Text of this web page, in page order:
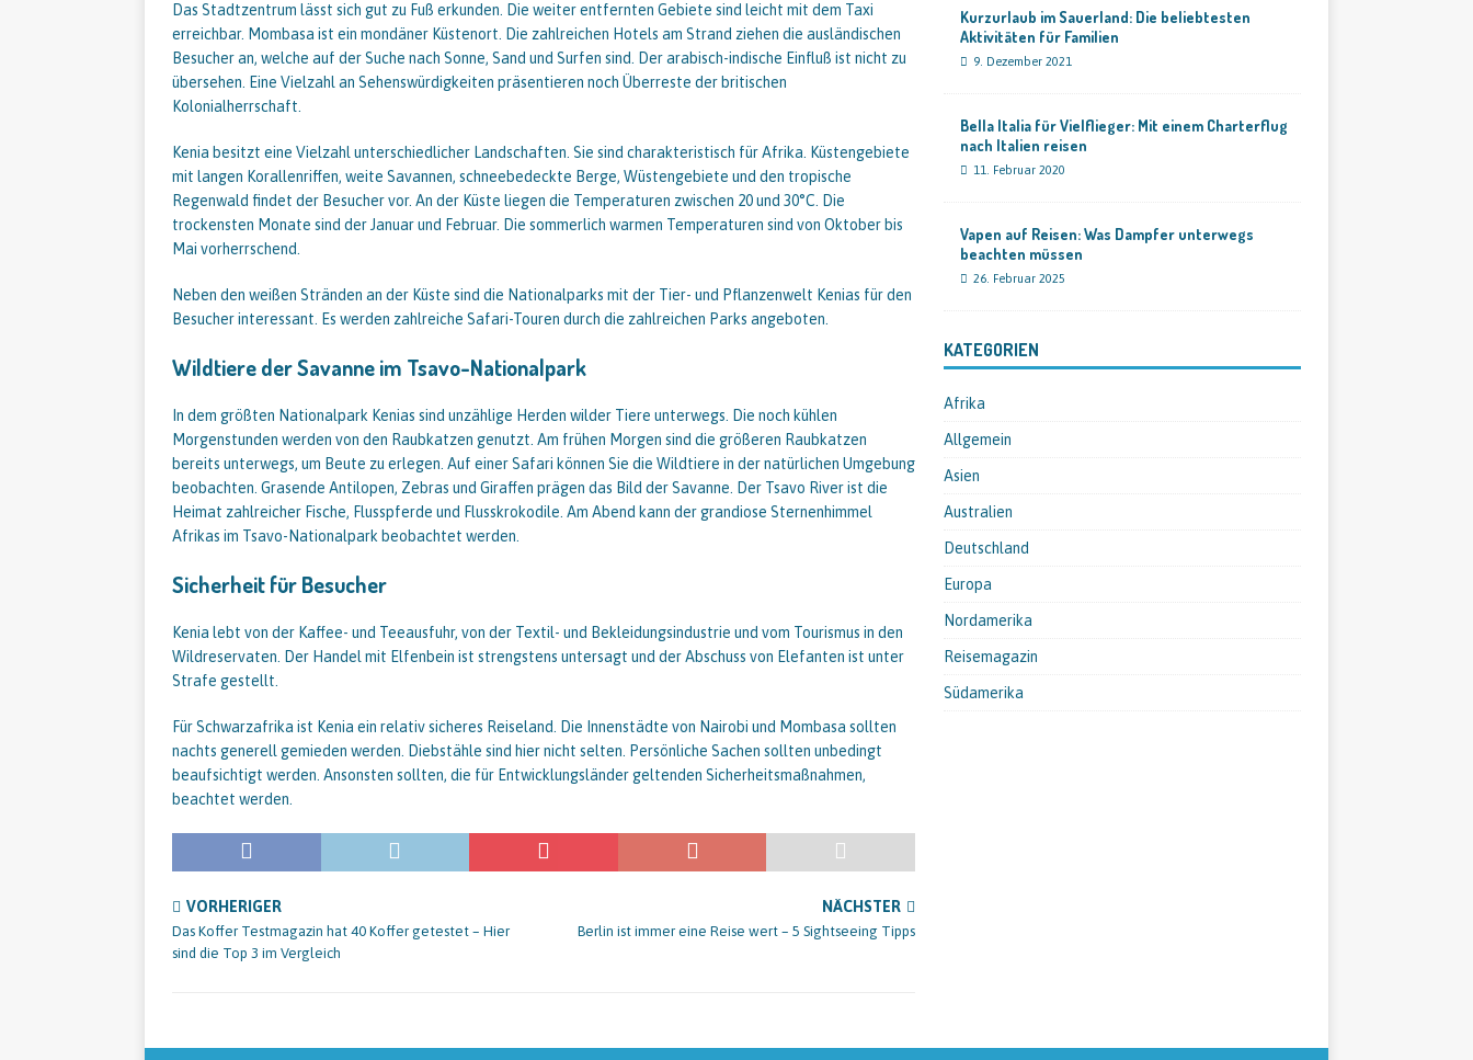
Das Stadtzentrum lässt sich gut zu Fuß erkunden. Die weiter entfernten Gebiete sind leicht mit dem Taxi
erreichbar. Mombasa ist ein mondäner Küstenort. Die zahlreichen Hotels am Strand ziehen die ausländischen
Besucher an, welche auf der Suche nach Sonne, Sand und Surfen sind. Der arabisch-indische Einfluß ist nicht zu
übersehen. Eine Vielzahl an Sehenswürdigkeiten präsentieren noch Überreste der britischen
Kolonialherrschaft.
Kenia besitzt eine Vielzahl unterschiedlicher Landschaften. Sie sind charakteristisch für Afrika. Küstengebiete
mit langen Korallenriffen, weite Savannen, schneebedeckte Berge, Wüstengebiete und den tropische
Regenwald findet der Besucher vor. An der Küste liegen die Temperaturen zwischen 20 und 30°C. Die
trockensten Monate sind der Januar und Februar. Die sommerlich warmen Temperaturen sind von Oktober bis
Mai vorherrschend.
Neben den weißen Stränden an der Küste sind die Nationalparks mit der Tier- und Pflanzenwelt Kenias für den
Besucher interessant. Es werden zahlreiche Safari-Touren durch die zahlreichen Parks angeboten.
Wildtiere der Savanne im Tsavo-Nationalpark
In dem größten Nationalpark Kenias sind unzählige Herden wilder Tiere unterwegs. Die noch kühlen
Morgenstunden werden von den Raubkatzen genutzt. Am frühen Morgen sind die größeren Raubkatzen
bereits unterwegs, um Beute zu erlegen. Auf einer Safari können Sie die Wildtiere in der natürlichen Umgebung
beobachten. Grasende Antilopen, Zebras und Giraffen prägen das Bild der Savanne. Der Tsavo River ist die
Heimat zahlreicher Fische, Flusspferde und Flusskrokodile. Am Abend kann der grandiose Sternenhimmel
Afrikas im Tsavo-Nationalpark beobachtet werden.
Sicherheit für Besucher
Kenia lebt von der Kaffee- und Teeausfuhr, von der Textil- und Bekleidungsindustrie und vom Tourismus in den
Wildreservaten. Der Handel mit Elfenbein ist strengstens untersagt und der Abschuss von Elefanten ist unter
Strafe gestellt.
Für Schwarzafrika ist Kenia ein relativ sicheres Reiseland. Die Innenstädte von Nairobi und Mombasa sollten
nachts generell gemieden werden. Diebstähle sind hier nicht selten. Persönliche Sachen sollten unbedingt
beaufsichtigt werden. Ansonsten sollten, die für Entwicklungsländer geltenden Sicherheitsmaßnahmen,
beachtet werden.
VORHERIGER
Das Koffer Testmagazin hat 40 Koffer getestet – Hier
sind die Top 3 im Vergleich
NÄCHSTER
Berlin ist immer eine Reise wert – 5 Sightseeing Tipps
Kurzurlaub im Sauerland: Die beliebtesten
Aktivitäten für Familien
9. Dezember 2021
Bella Italia für Vielflieger: Mit einem Charterflug
nach Italien reisen
11. Februar 2020
Vapen auf Reisen: Was Dampfer unterwegs
beachten müssen
26. Februar 2025
KATEGORIEN
Afrika
Allgemein
Asien
Australien
Deutschland
Europa
Nordamerika
Reisemagazin
Südamerika